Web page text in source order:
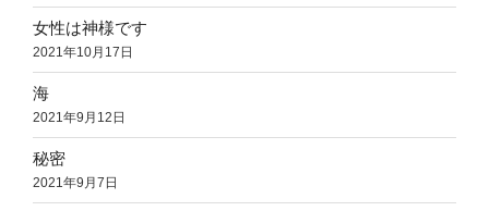
女性は神様です
2021年10月17日
海
2021年9月12日
秘密
2021年9月7日